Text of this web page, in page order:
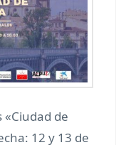
«Ciudad de
12 y 13 de